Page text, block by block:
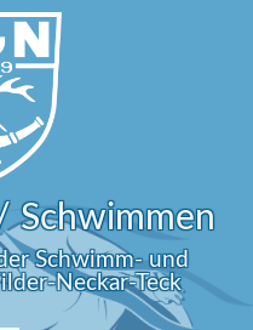
Schwimmen
Schwimm- und
Neckar-Teck